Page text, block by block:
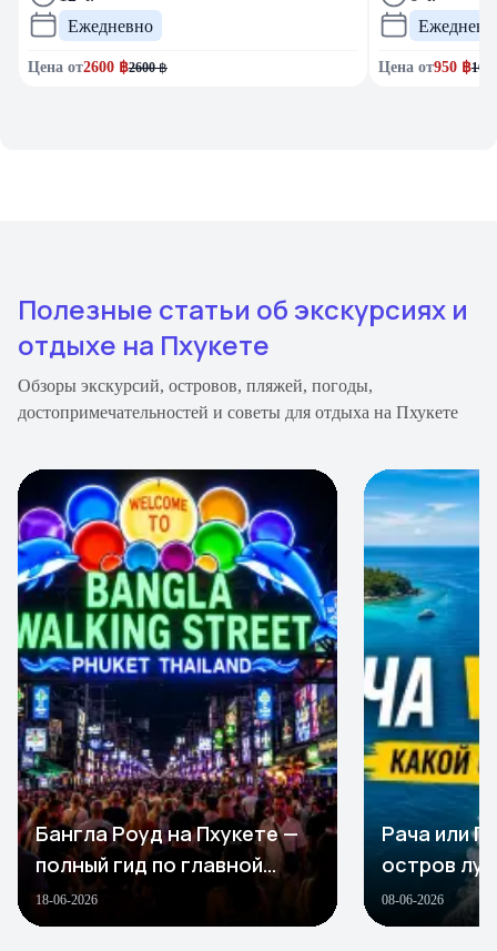
Ежедневно
Цена от2600 ฿2600฿ Цена от950 ฿1000
Полезные статьи об экскурсиях и
отдыхе на Пхукете
Обзоры экскурсий, островов, пляжей, погоды,
достопримечательностей и советы для отдыха на Пхукете
Бангла Роуд на Пхукете —
полный гид по главной
улице ночной жизни
18-06-2026
Рача или
остров
Пхукете в
08-06-2026